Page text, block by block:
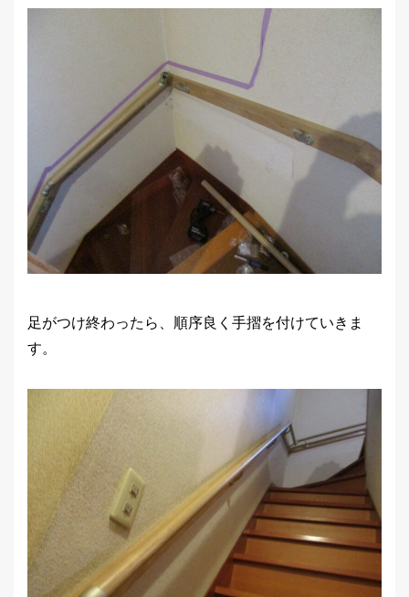
足がつけ終わったら、順序良く手摺を付けていきま
す。